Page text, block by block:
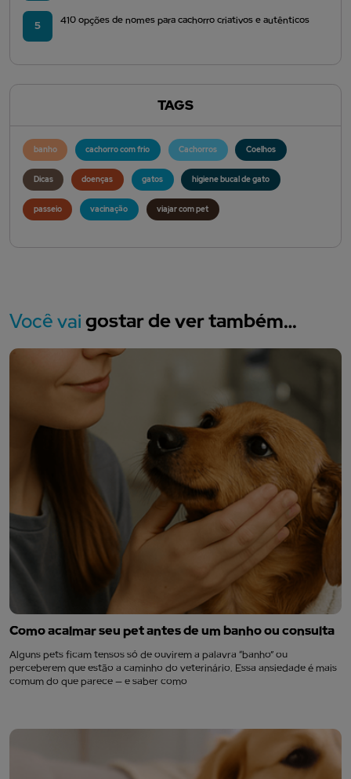
5 410 opções de nomes para cachorro criativos e autênticos
TAGS
banho cachorro com frio Cachorros Coelhos
Dicas doenças gatos higiene bucal de gato
passeio vacinação viajar com pet
Você vaigostar de ver também…
Como acalmar seu pet antes de um banho ou consulta
Alguns pets ficam tensos só de ouvirem a palavra “banho” ou
perceberem que estão a caminho do veterinário. Essa ansiedade é mais
comum do que parece — e saber como